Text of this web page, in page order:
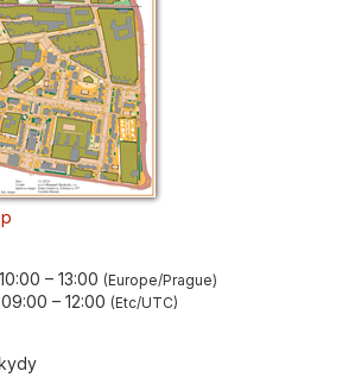
– 13:00 Europe/Prague
09:00 – 12:00 Etc/UTC